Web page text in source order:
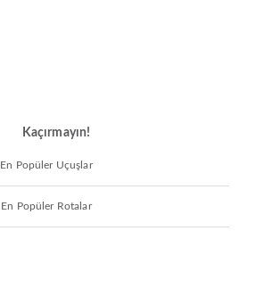
Kaçırmayın!
En Popüler Uçuşlar
En Popüler Rotalar